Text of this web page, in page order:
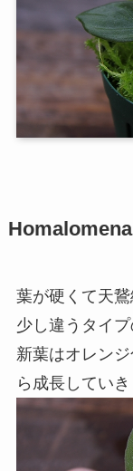
葉が硬くて天
少し違うタイプ
新葉はオレン
ら成長していき